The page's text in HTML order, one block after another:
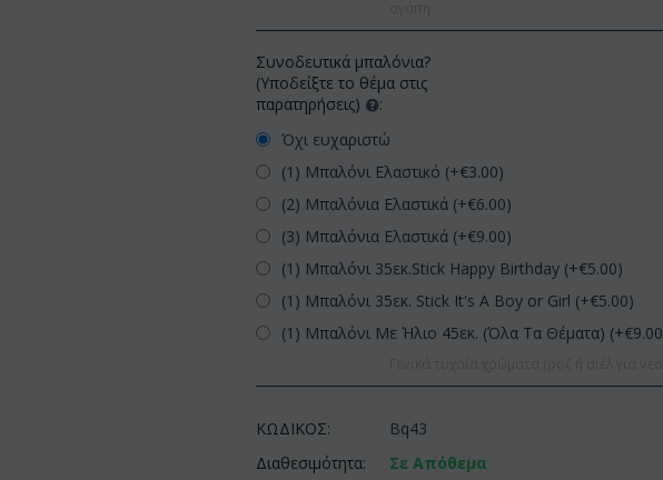
Συνοδευτικά μπαλόνια?
(Υποδείξτε το θέμα στις
παρατηρήσεις)
:
Όχι ευχαριστώ
(1) Μπαλόνι Ελαστικό (+€3.00)
(2) Μπαλόνια Ελαστικά (+€6.00)
(3) Μπαλόνια Ελαστικά (+€9.00)
(1) Μπαλόνι 35εκ.Stick Happy Birthday (+€5.00)
(1) Μπαλόνι 35εκ. Stick It's A Boy or Girl (+€5.00)
(1) Μπαλόνι Με Ήλιο 45εκ. (Όλα Τα Θέματα) (+€9.00
ΚΩΔΙΚΟΣ:
Bq43
Διαθεσιμότητα:
Σε Απόθεμα